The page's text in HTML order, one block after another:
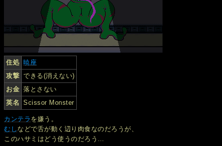
住処 暁座
攻撃 できる(消えない)
お金 落とさない
英名 Scissor Monster
カンテラ を嫌う。
むし などで舌が動く辺り肉食なのだろうが、
このハサミはどう使うのだろう…